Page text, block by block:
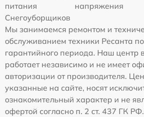
питания
напряжения
Снегоуборщиков
Мы занимаемся ремонтом и
обслуживанием техники Ресанта
гарантийного периода. Наш центр
работает независимо и не имеет
авторизации от производителя.
указанные на сайте, носят
ознакомительный характер и не
офертой согласно п. 2 ст. 437 ГК